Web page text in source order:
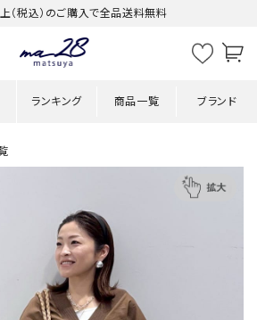
（税込）のご購入で全品送料無料
ランキング 商品一覧 ブランド